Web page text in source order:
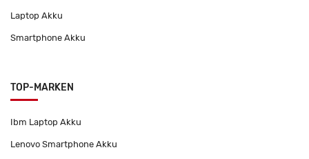
Laptop Akku
Smartphone Akku
TOP-MARKEN
Ibm Laptop Akku
Lenovo Smartphone Akku